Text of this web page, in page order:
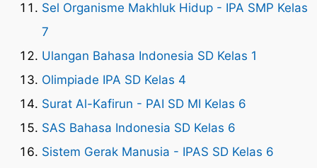
Sel Organisme Makhluk Hidup - IPA SMP Kelas
7
Ulangan Bahasa Indonesia SD Kelas 1
Olimpiade IPA SD Kelas 4
Surat Al-Kafirun - PAI SD MI Kelas 6
SAS Bahasa Indonesia SD Kelas 6
Sistem Gerak Manusia - IPAS SD Kelas 6